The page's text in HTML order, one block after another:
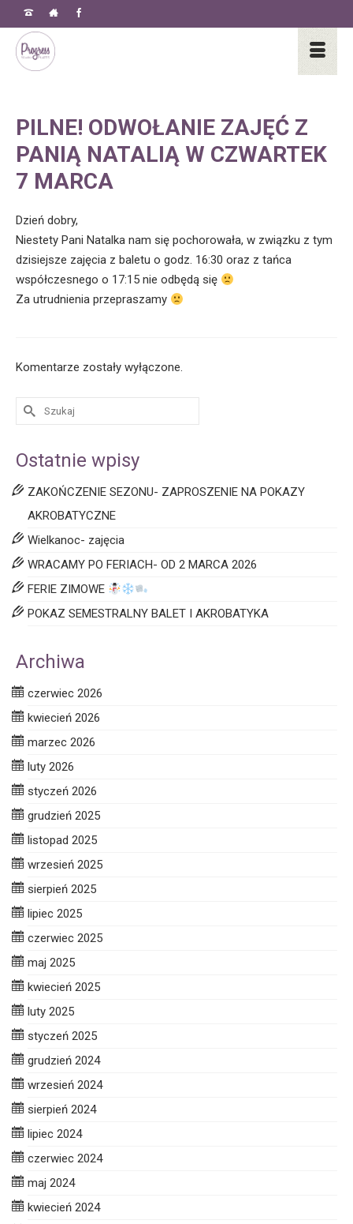
PILNE! ODWOŁANIE ZAJĘĆ Z
PANIĄ NATALIĄ W CZWARTEK
7 MARCA
Dzień dobry,
Niestety Pani Natalka nam się pochorowała, w związku z tym
dzisiejsze zajęcia z baletu o godz. 16:30 oraz z tańca
współczesnego o 17:15 nie odbędą się
Za utrudnienia przepraszamy
Komentarze zostały wyłączone.
Ostatnie wpisy
ZAKOŃCZENIE SEZONU- ZAPROSZENIE NA POKAZY
AKROBATYCZNE
Wielkanoc- zajęcia
WRACAMY PO FERIACH- OD 2 MARCA 2026
FERIE ZIMOWE
POKAZ SEMESTRALNY BALET I AKROBATYKA
Archiwa
czerwiec 2026
kwiecień 2026
marzec 2026
luty 2026
styczeń 2026
grudzień 2025
listopad 2025
wrzesień 2025
sierpień 2025
lipiec 2025
czerwiec 2025
maj 2025
kwiecień 2025
luty 2025
styczeń 2025
grudzień 2024
wrzesień 2024
sierpień 2024
lipiec 2024
czerwiec 2024
maj 2024
kwiecień 2024